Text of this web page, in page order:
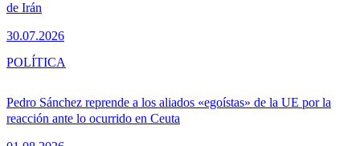
de Irán
30.07.2026
Pedro Sánchez reprende a los aliados «egoístas» de la UE por la
reacción ante lo ocurrido en Ceuta
POLÍTICA